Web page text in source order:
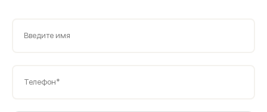
Введите имя
Телефон*